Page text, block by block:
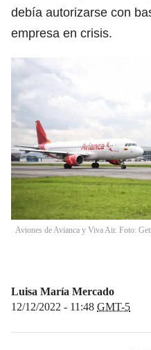
debía autorizarse con
empresa en crisis.
Aviones de Avianca y Viva Air. Foto:
Luisa María Mercado
12/12/2022 - 11:48 GMT-5